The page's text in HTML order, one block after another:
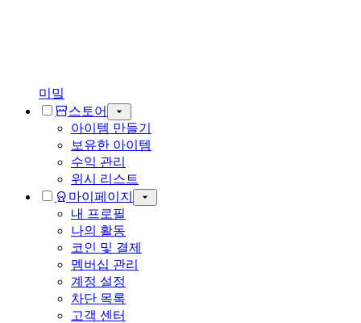
미밐
스토어
아이템 만들기
보유한 아이템
수익 관리
위시 리스트
마이페이지
내 프로필
나의 활동
코인 및 결제
멤버십 관리
계정 설정
차단 목록
고객 센터